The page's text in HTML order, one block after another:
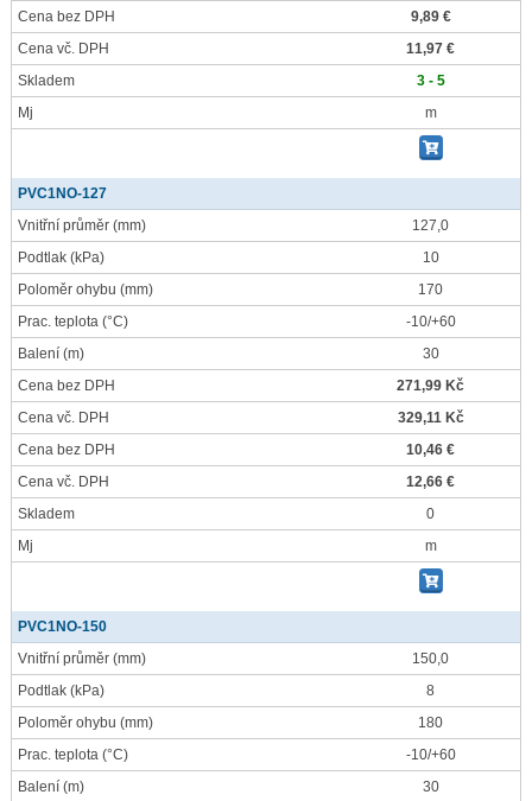
Cena bez DPH
9,89 €
Cena vč. DPH
11,97 €
Skladem
3 - 5
Mj
m
PVC1NO-127
Vnitřní průměr (mm)
127,0
Podtlak (kPa)
10
Poloměr ohybu (mm)
170
Prac. teplota (°C)
-10/+60
Balení (m)
30
Cena bez DPH
271,99 Kč
Cena vč. DPH
329,11 Kč
Cena bez DPH
10,46 €
Cena vč. DPH
12,66 €
Skladem
0
Mj
m
PVC1NO-150
Vnitřní průměr (mm)
150,0
Podtlak (kPa)
8
Poloměr ohybu (mm)
180
Prac. teplota (°C)
-10/+60
Balení (m)
30